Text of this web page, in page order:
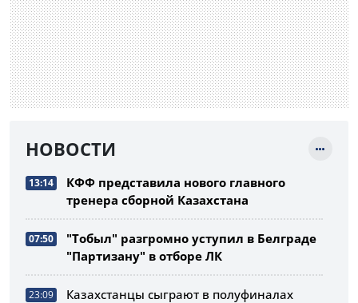
НОВОСТИ
13:14
КФФ представила нового главного
тренера сборной Казахстана
07:50
"Тобыл" разгромно уступил в Белграде
"Партизану" в отборе ЛК
23:09
Казахстанцы сыграют в полуфиналах